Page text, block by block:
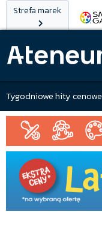
Strefa marek
Tygodniowe hity cenowe